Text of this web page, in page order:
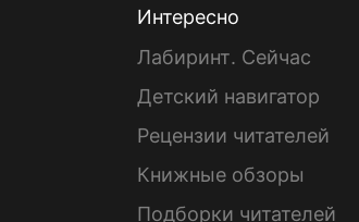
Интересно
Лабиринт. Сейчас
Детский навигатор
Рецензии читателей
Книжные обзоры
Подборки читателей